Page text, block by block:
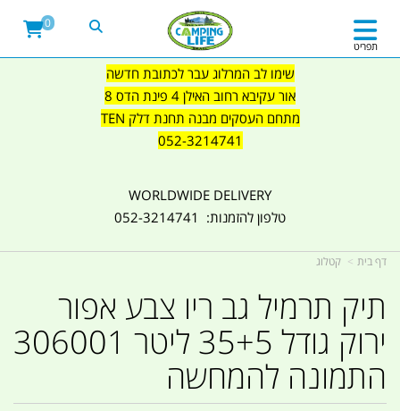
שימו לב המרלוג עבר לכתובת חדשה
אור עקיבא רחוב האילן 4 פינת הדס 8
מתחם העסקים מבנה תחנת דלק TEN
052-3214741
WORLDWIDE DELIVERY
טלפון להזמנות: 052-3214741
תפריט
0
דף בית קטלוג
תיק תרמיל גב ריו צבע אפור
ירוק גודל 35+5 ליטר 306001
התמונה להמחשה